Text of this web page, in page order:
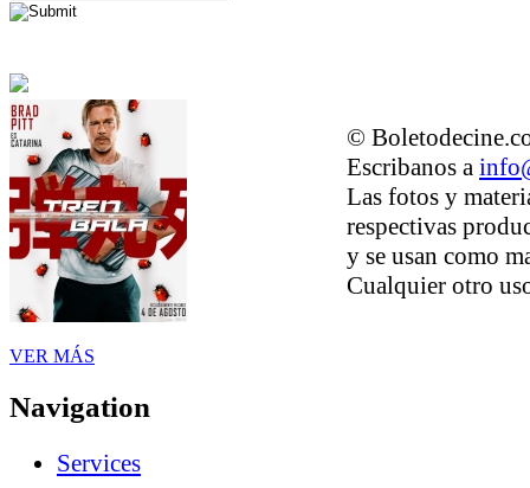
VER MÁS
Navigation
Services
©
Escribanos a
Las fotos y
respectivas
y se usan como
Cualquier otro